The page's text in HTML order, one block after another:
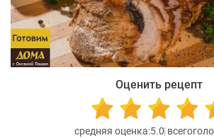
Оценить рецепт
5.0